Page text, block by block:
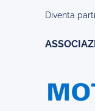
Diventa